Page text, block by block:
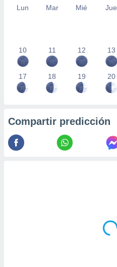
Lun Mar Mié Jue
10 11 12 13
17 18 19 20
Compartir predicción